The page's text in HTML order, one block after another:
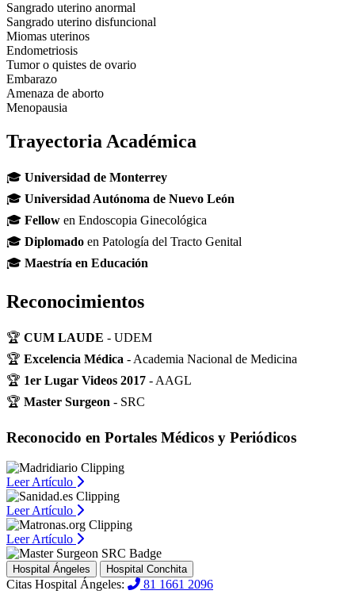
Sangrado uterino anormal
Sangrado uterino disfuncional
Miomas uterinos
Endometriosis
Tumor o quistes de ovario
Embarazo
Amenaza de aborto
Menopausia
Trayectoria Académica
🎓 Universidad de Monterrey
🎓 Universidad Autónoma de Nuevo León
🎓 Fellow en Endoscopia Ginecológica
🎓 Diplomado en Patología del Tracto Genital
🎓 Maestría en Educación
Reconocimientos
🏆 CUM LAUDE - UDEM
🏆 Excelencia Médica - Academia Nacional de Medicina
🏆 1er Lugar Videos 2017 - AAGL
🏆 Master Surgeon - SRC
Reconocido en Portales Médicos y Periódicos
Leer Artículo
Leer Artículo
Leer Artículo
Hospital Ángeles Hospital Conchita
Citas Hospital Ángeles: 81 1661 2096